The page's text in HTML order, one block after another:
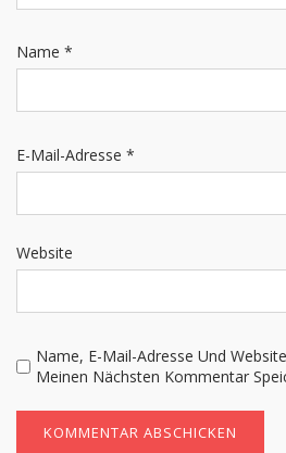
Name *
E-Mail-Adresse *
Website
Name, E-Mail-Adresse Und
Meinen Nächsten Kommentar